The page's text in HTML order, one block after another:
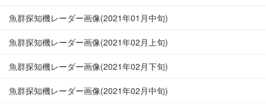
魚群探知機レーダー画像(2021年01月中旬)
魚群探知機レーダー画像(2021年02月上旬)
魚群探知機レーダー画像(2021年02月下旬)
魚群探知機レーダー画像(2021年02月中旬)